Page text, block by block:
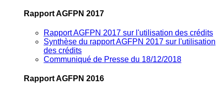
Rapport AGFPN 2017
Rapport AGFPN 2017 sur l'utilisation des crédits
Synthèse du rapport AGFPN 2017 sur l'utilisation
des crédits
Communiqué de Presse du 18/12/2018
Rapport AGFPN 2016